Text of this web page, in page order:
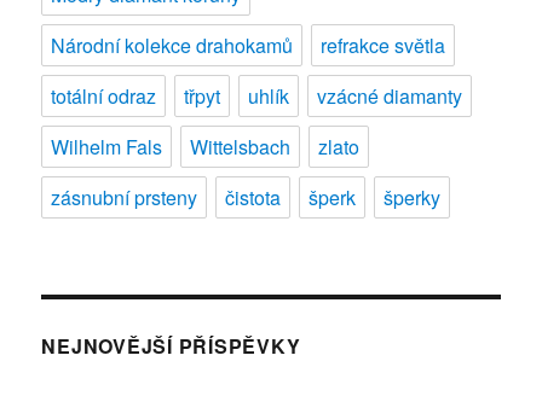
Národní kolekce drahokamů
refrakce světla
totální odraz
třpyt uhlík
vzácné diamanty
Wilhelm Fals
Wittelsbach
zlato
zásnubní prsteny
čistota šperk šperky
NEJNOVĚJŠÍ PŘÍSPĚVKY